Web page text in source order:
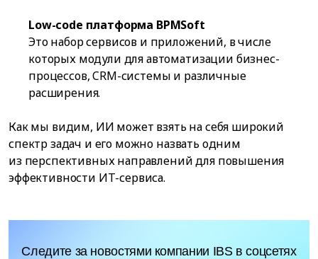
Low-code платформа BPMSoft
Это набор сервисов и приложений, в числе
которых модули для автоматизации бизнес-
процессов, CRM-системы и различные
расширения.
Как мы видим, ИИ может взять на себя широкий
спектр задач и его можно назвать одним
из перспективных направлений для повышения
эффективности ИТ-сервиса.
Следите за новостями компании IBS в соцсетях